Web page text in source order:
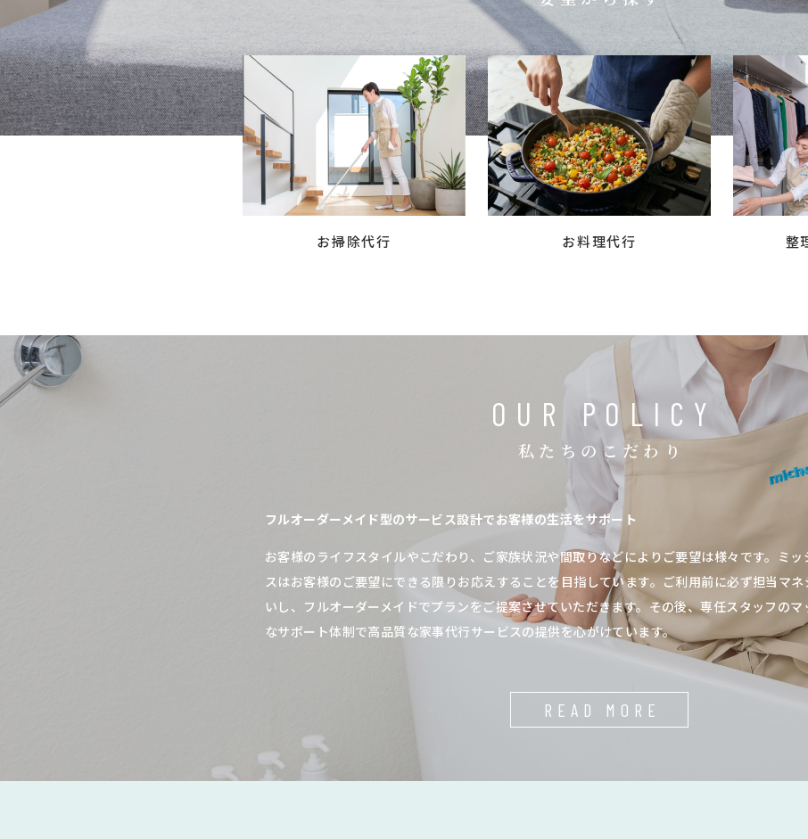
お掃除代行 お料理代行 整
OUR POLICY
私たちのこだわり
フルオーダーメイド型のサービス設計でお客様の生活をサポート
お客様のライフスタイルやこだわり、ご家族状況や間取りなどによりご要望は様々です。ミ
スはお客様のご要望にできる限りお応えすることを目指しています。ご利用前に必ず担当マ
いし、フルオーダーメイドでプランをご提案させていただきます。その後、専任スタッフの
なサポート体制で高品質な家事代行サービスの提供を心がけています。
READ MORE